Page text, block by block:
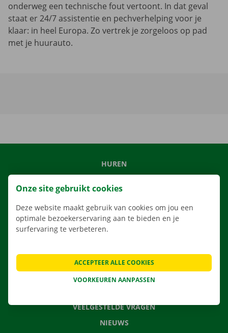
onderweg een technische fout vertoont. In dat geval
staat er 24/7 assistentie en pechverhelping voor je
klaar: in heel Europa. Zo vertrek je zorgeloos op pad
met je huurauto.
HUREN
LOCATIES
VEELGESTELDE VRAGEN
NIEUWS
Onze site gebruikt cookies
Deze website maakt gebruik van cookies om jou een
optimale bezoekerservaring aan te bieden en je
surfervaring te verbeteren.
VOORKEUREN AANPASSEN
ACCEPTEER ALLE COOKIES